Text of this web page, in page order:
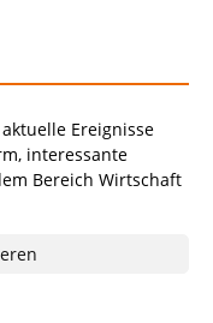
Ereignisse
interessante
Bereich Wirtschaft